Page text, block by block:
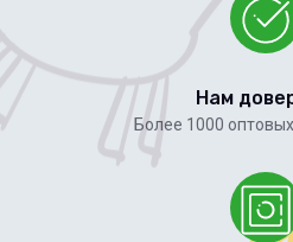
Нам
Более 1000